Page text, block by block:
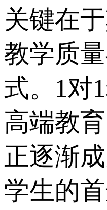
关键在
教学质
式。1
高端教育
正逐渐
学生的首选